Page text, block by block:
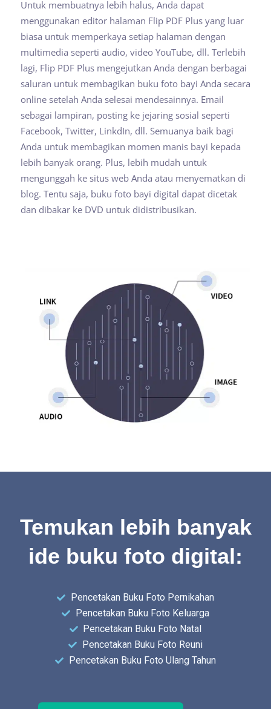
Untuk membuatnya lebih halus, Anda dapat
menggunakan editor halaman Flip PDF Plus yang luar
biasa untuk memperkaya setiap halaman dengan
multimedia seperti audio, video YouTube, dll. Terlebih
lagi, Flip PDF Plus mengejutkan Anda dengan berbagai
saluran untuk membagikan buku foto bayi Anda secara
online setelah Anda selesai mendesainnya. Email
sebagai lampiran, posting ke jejaring sosial seperti
Facebook, Twitter, LinkdIn, dll. Semuanya baik bagi
Anda untuk membagikan momen manis bayi kepada
lebih banyak orang. Plus, lebih mudah untuk
mengunggah ke situs web Anda atau menyematkan di
blog. Tentu saja, buku foto bayi digital dapat dicetak
dan dibakar ke DVD untuk didistribusikan.
Temukan lebih banyak
ide buku foto digital:
Pencetakan Buku Foto Pernikahan
Pencetakan Buku Foto Keluarga
Pencetakan Buku Foto Natal
Pencetakan Buku Foto Reuni
Pencetakan Buku Foto Ulang Tahun